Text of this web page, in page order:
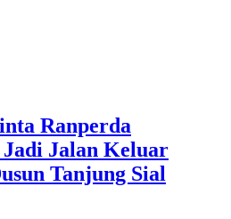
Ranperda
Jalan Keluar
Tanjung Sial